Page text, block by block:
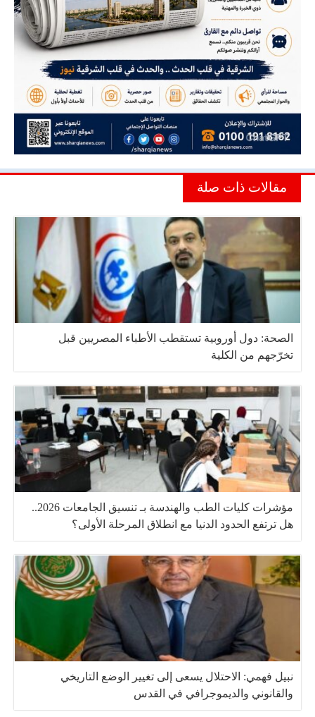
مقالات ذات صلة
الصحة: دول أوروبية تستقطب الأطباء المصريين قبل
تخرّجهم من الكلية
مؤشرات كليات الطب والهندسة بـ تنسيق الجامعات 2026..
هل ترتفع الحدود الدنيا مع انطلاق المرحلة الأولى؟
نبيل فهمي: الاحتلال يسعى إلى تغيير الوضع التاريخي
والقانوني والديموجرافي في القدس